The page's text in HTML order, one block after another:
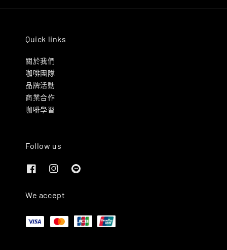
Quick links
關於我們
咖啡團隊
品牌活動
商業合作
咖啡學習
Follow us
We accept